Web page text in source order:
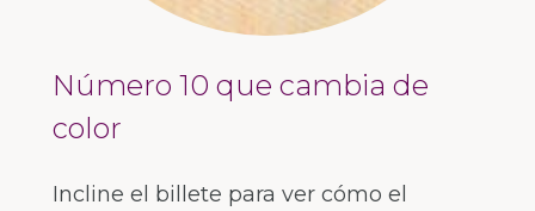
Número 10 que cambia de
color
Incline el billete para ver cómo el